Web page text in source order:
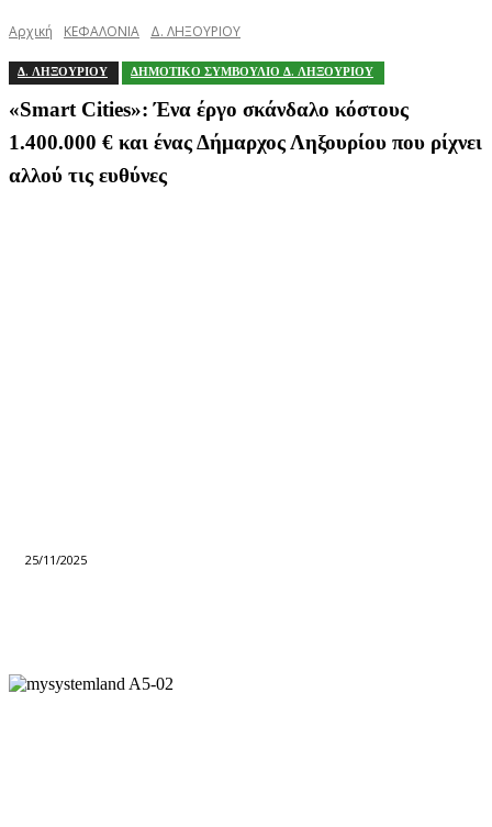
Αρχική ΚΕΦΑΛΟΝΙΑ Δ. ΛΗΞΟΥΡΙΟΥ
Δ. ΛΗΞΟΥΡΙΟΥ ΔΗΜΟΤΙΚΟ ΣΥΜΒΟΥΛΙΟ Δ. ΛΗΞΟΥΡΙΟΥ
«Smart Cities»: Ένα έργο σκάνδαλο κόστους
1.400.000 € και ένας Δήμαρχος Ληξουρίου που ρίχνει
αλλού τις ευθύνες
25/11/2025